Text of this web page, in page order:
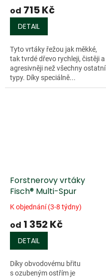
od 715 Kč
DETAIL
Tyto vrtáky řežou jak měkké,
tak tvrdé dřevo rychleji, čistěji a
agresivněji než všechny ostatní
typy. Díky speciálně...
Forstnerovy vrtáky
Fisch® Multi-Spur
K objednání (3-8 týdny)
od 1 352 Kč
DETAIL
Díky obvodovému břitu
s ozubeným ostřím je